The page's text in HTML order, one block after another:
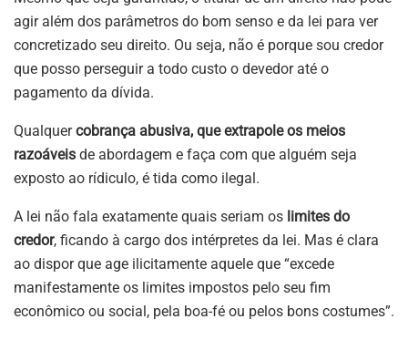
agir além dos parâmetros do bom senso e da lei para ver
concretizado seu direito. Ou seja, não é porque sou credor
que posso perseguir a todo custo o devedor até o
pagamento da dívida.
Qualquercobrança abusiva, que extrapole os meios
razoáveis de abordagem e faça com que alguém seja
exposto ao rídiculo, é tida como ilegal.
A lei não fala exatamente quais seriam os limites do
credor, ficando à cargo dos intérpretes da lei. Mas é clara
ao dispor que age ilicitamente aquele que “excede
manifestamente os limites impostos pelo seu fim
econômico ou social, pela boa-fé ou pelos bons costumes”.